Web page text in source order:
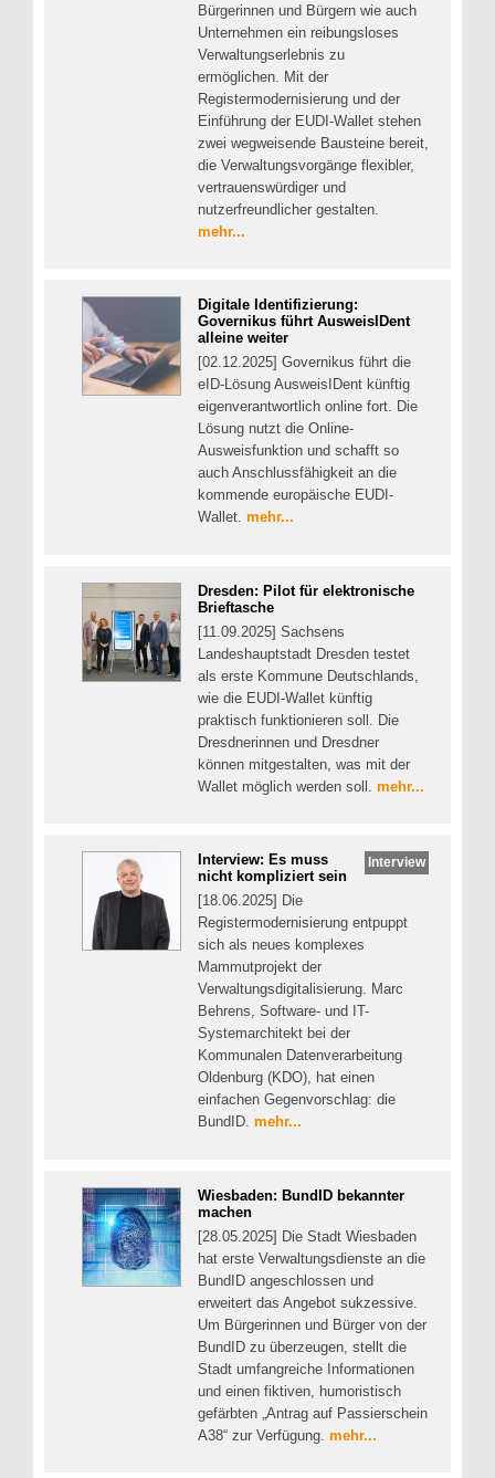
Bürgerinnen und Bürgern wie auch
Unternehmen ein reibungsloses
Verwaltungserlebnis zu
ermöglichen. Mit der
Registermodernisierung und der
Einführung der EUDI-Wallet stehen
zwei wegweisende Bausteine bereit,
die Verwaltungsvorgänge flexibler,
vertrauenswürdiger und
nutzerfreundlicher gestalten.
mehr...
Digitale Identifizierung:
Governikus führt AusweisIDent
alleine weiter
[02.12.2025] Governikus führt die
eID-Lösung AusweisIDent künftig
eigenverantwortlich online fort. Die
Lösung nutzt die Online-
Ausweisfunktion und schafft so
auch Anschlussfähigkeit an die
kommende europäische EUDI-
Wallet. mehr...
Dresden: Pilot für elektronische
Brieftasche
[11.09.2025] Sachsens
Landeshauptstadt Dresden testet
als erste Kommune Deutschlands,
wie die EUDI-Wallet künftig
praktisch funktionieren soll. Die
Dresdnerinnen und Dresdner
können mitgestalten, was mit der
Wallet möglich werden soll. mehr...
Interview
Interview: Es muss
nicht kompliziert sein
[18.06.2025] Die
Registermodernisierung entpuppt
sich als neues komplexes
Mammutprojekt der
Verwaltungsdigitalisierung. Marc
Behrens, Software- und IT-
Systemarchitekt bei der
Kommunalen Datenverarbeitung
Oldenburg (KDO), hat einen
einfachen Gegenvorschlag: die
BundID. mehr...
Wiesbaden: BundID bekannter
machen
[28.05.2025] Die Stadt Wiesbaden
hat erste Verwaltungsdienste an die
BundID angeschlossen und
erweitert das Angebot sukzessive.
Um Bürgerinnen und Bürger von der
BundID zu überzeugen, stellt die
Stadt umfangreiche Informationen
und einen fiktiven, humoristisch
gefärbten „Antrag auf Passierschein
A38“ zur Verfügung. mehr...